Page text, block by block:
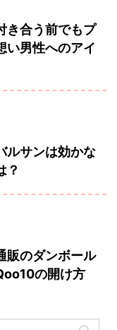
き合う前でもプ
い男性へのアイ
ルサンは効かな
？
販のダンボール
の開け方